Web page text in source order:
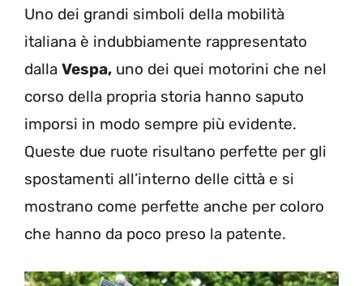
Uno dei grandi simboli della mobilità
italiana è indubbiamente rappresentato
dalla Vespa, uno dei quei motorini che nel
corso della propria storia hanno saputo
imporsi in modo sempre più evidente.
Queste due ruote risultano perfette per gli
spostamenti all’interno delle città e si
mostrano come perfette anche per coloro
che hanno da poco preso la patente.